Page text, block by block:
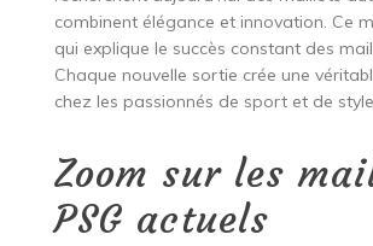
combinent élégance et innovation. Ce
qui explique le succès constant des
Chaque nouvelle sortie crée une
chez les passionnés de sport et de
Zoom sur les
PSG actuels